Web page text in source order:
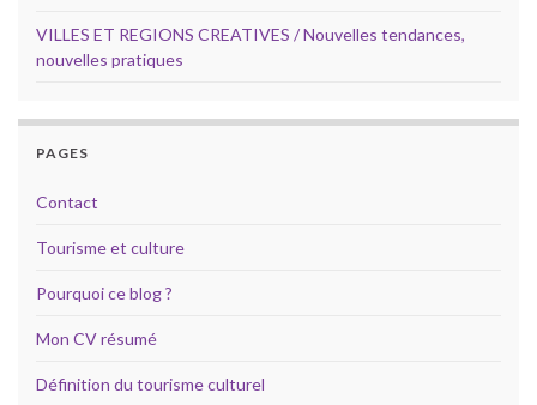
VILLES ET REGIONS CREATIVES / Nouvelles tendances,
nouvelles pratiques
PAGES
Contact
Tourisme et culture
Pourquoi ce blog ?
Mon CV résumé
Définition du tourisme culturel